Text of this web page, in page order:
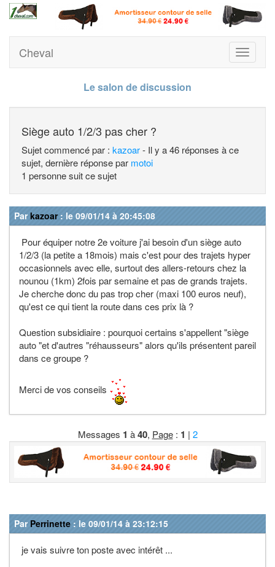
Toggle
Cheval
Le salon de discussion
Siège auto 1/2/3 pas cher ?
Sujet commencé par : kazoar- Il y a 46 réponses à ce
sujet, dernière réponse par motoi
1 personne suit ce sujet
Parkazoar: le 09/01/14 à 20:45:08
Pour équiper notre 2e voiture j'ai besoin d'un siège auto
1/2/3 (la petite a 18mois) mais c'est pour des trajets hyper
occasionnels avec elle, surtout des allers-retours chez la
nounou (1km) 2fois par semaine et pas de grands trajets.
Je cherche donc du pas trop cher (maxi 100 euros neuf),
qu'est ce qui tient la route dans ces prix là ?
Question subsidiaire : pourquoi certains s'appellent "siège
auto "et d'autres "réhausseurs" alors qu'ils présentent pareil
dans ce groupe ?
Merci de vos conseils
Messages 1 à40, Page: 1 | 2
Par Perrinette : le 09/01/14 à 23:12:15
je vais suivre ton poste avec intérêt ...